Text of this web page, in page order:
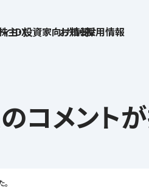
お知らせ
・DX
基本方針
安全と安
主・投資家向け情報採用情報
メントが